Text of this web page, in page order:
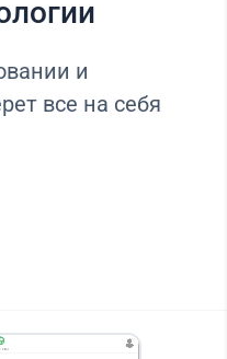
и
все на себя